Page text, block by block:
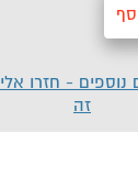
נוספים - חזרו
זה